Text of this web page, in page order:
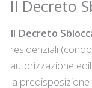
Il Decreto
Il Decreto
residenziali
autorizzazione
la predisposizione